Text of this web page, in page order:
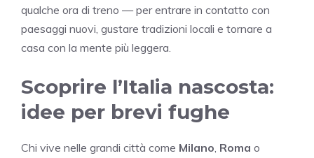
qualche ora di treno — per entrare in contatto con
paesaggi nuovi, gustare tradizioni locali e tornare a
casa con la mente più leggera.
Scoprire l’Italia nascosta:
idee per brevi fughe
Chi vive nelle grandi città come Milano Roma o